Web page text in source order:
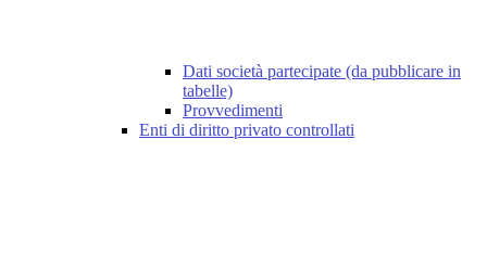
Dati società partecipate (da pubblicare in
tabelle)
Provvedimenti
Enti di diritto privato controllati